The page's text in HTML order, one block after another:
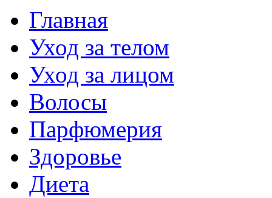
Главная
Уход за телом
Уход за лицом
Волосы
Парфюмерия
Здоровье
Диета